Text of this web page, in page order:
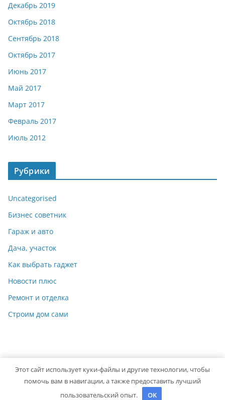
Декабрь 2019
Октябрь 2018
Сентябрь 2018
Октябрь 2017
Июнь 2017
Май 2017
Март 2017
Февраль 2017
Июль 2012
Рубрики
Uncategorised
Бизнес советник
Гараж и авто
Дача, участок
Как выбрать гаджет
Новости плюс
Ремонт и отделка
Строим дом сами
Copyright © 2026 Идеальный ремонт. Powered byColorMag
Этот сайт использует куки-файлы и другие технологии, чтобы
помочь вам в навигации, а также предоставить лучший
пользовательский опыт.
OK